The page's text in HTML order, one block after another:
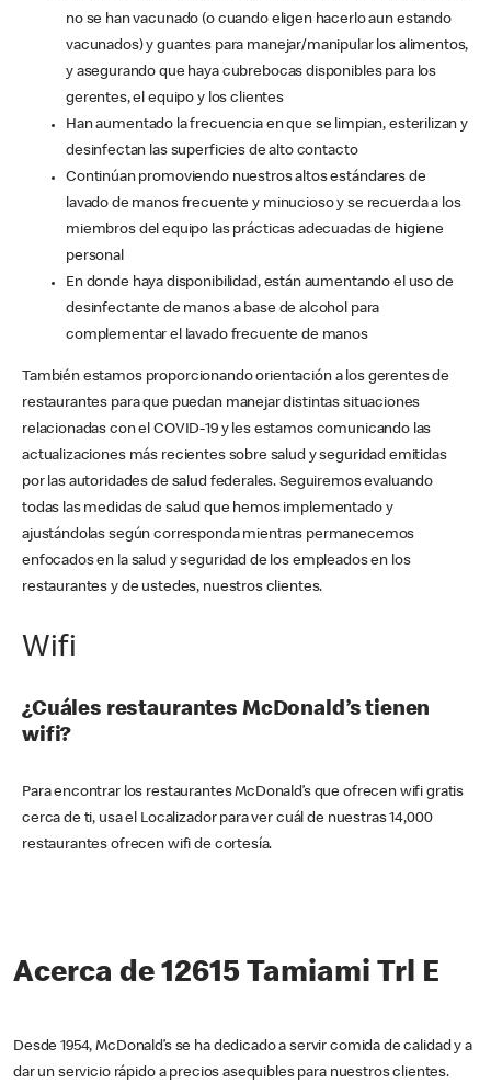
no se han vacunado (o cuando eligen hacerlo aun estando
vacunados) y guantes para manejar/manipular los alimentos,
y asegurando que haya cubrebocas disponibles para los
gerentes, el equipo y los clientes
Han aumentado la frecuencia en que se limpian, esterilizan y
desinfectan las superficies de alto contacto
Continúan promoviendo nuestros altos estándares de
lavado de manos frecuente y minucioso y se recuerda a los
miembros del equipo las prácticas adecuadas de higiene
personal
En donde haya disponibilidad, están aumentando el uso de
desinfectante de manos a base de alcohol para
complementar el lavado frecuente de manos
También estamos proporcionando orientación a los gerentes de
restaurantes para que puedan manejar distintas situaciones
relacionadas con el COVID-19 y les estamos comunicando las
actualizaciones más recientes sobre salud y seguridad emitidas
por las autoridades de salud federales. Seguiremos evaluando
todas las medidas de salud que hemos implementado y
ajustándolas según corresponda mientras permanecemos
enfocados en la salud y seguridad de los empleados en los
restaurantes y de ustedes, nuestros clientes.
Wifi
¿Cuáles restaurantes McDonald’s tienen
wifi?
Para encontrar los restaurantes McDonald’s que ofrecen wifi gratis
cerca de ti, usa el Localizador para ver cuál de nuestras 14,000
restaurantes ofrecen wifi de cortesía.
Acerca de 12615 Tamiami Trl E
Desde 1954, McDonald’s se ha dedicado a servir comida de calidad y a
dar un servicio rápido a precios asequibles para nuestros clientes.